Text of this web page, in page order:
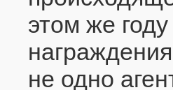
этом же
не одно